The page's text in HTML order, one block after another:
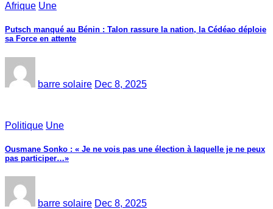
Afrique Une
Putsch manqué au Bénin : Talon rassure la nation, la Cédéao déploie
sa Force en attente
barre solaire Dec 8, 2025
Politique Une
Ousmane Sonko : « Je ne vois pas une élection à laquelle je ne peux
pas participer…»
barre solaire Dec 8, 2025